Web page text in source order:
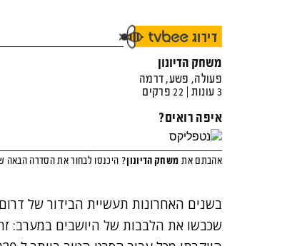
בשנים האחרונות תעשיית הבידור של
שכבשו את הלבבות של היושבים במערב: